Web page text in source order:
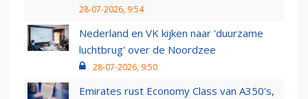
28-07-2026, 9:54
Nederland en VK kijken naar 'duurzame
luchtbrug' over de Noordzee
28-07-2026, 9:50
Emirates rust Economy Class van A350's,